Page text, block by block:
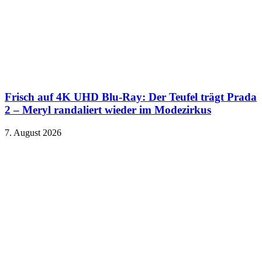
Frisch auf 4K UHD Blu-Ray: Der Teufel trägt Prada
2 – Meryl randaliert wieder im Modezirkus
7. August 2026